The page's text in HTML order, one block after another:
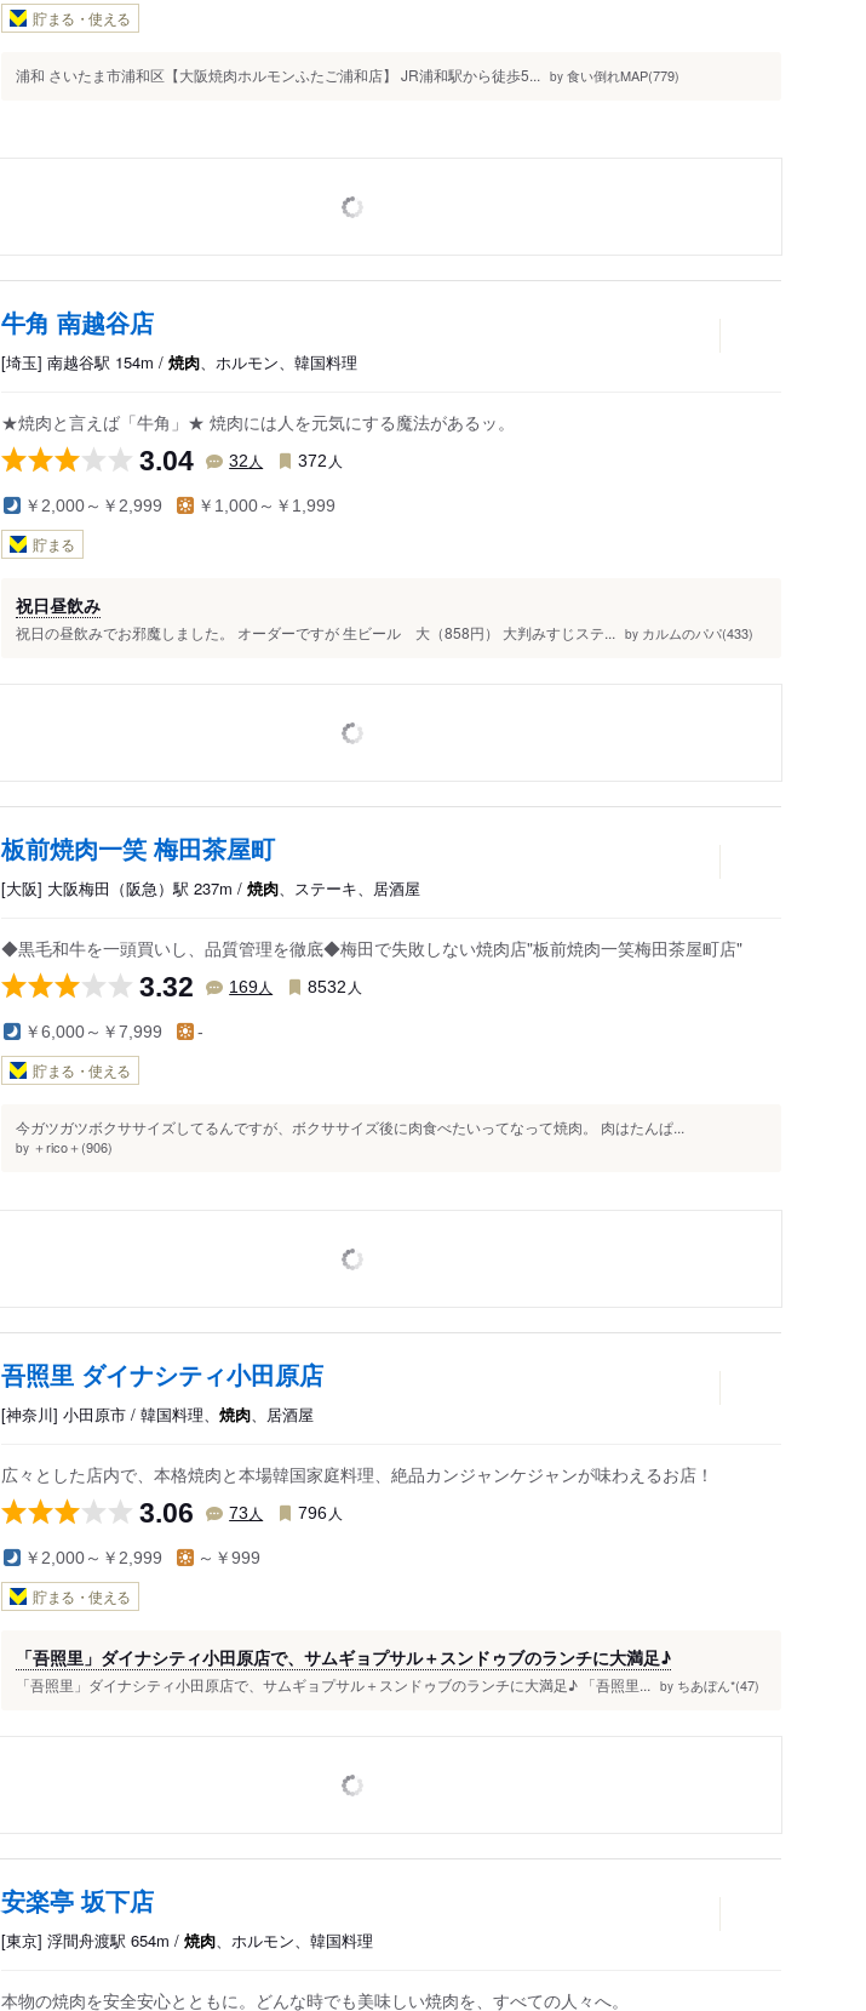
貯まる・使える
浦和 さいたま市浦和区【大阪焼肉ホルモンふたご浦和店】 JR浦和駅から徒歩5... by 食い倒れMAP(779)
牛角 南越谷店
[埼玉] 南越谷駅 154m / 焼肉、ホルモン、韓国料理
★焼肉と言えば「牛角」★ 焼肉には人を元気にする魔法があるッ。
3.04 32 人 372 人
￥2,000～￥2,999 ￥1,000～￥1,999
貯まる
祝日昼飲み
祝日の昼飲みでお邪魔しました。 オーダーですが 生ビール 大（858円） 大判みすじステ... by カルムのパパ(433)
板前焼肉一笑 梅田茶屋町
[大阪] 大阪梅田（阪急）駅 237m / 焼肉、ステーキ、居酒屋
◆黒毛和牛を一頭買いし、品質管理を徹底◆梅田で失敗しない焼肉店"板前焼肉一笑梅田茶屋町店"
3.32 169人 8532 人
￥6,000～￥7,999 -
貯まる・使える
今ガツガツボクササイズしてるんですが、ボクササイズ後に肉食べたいってなって焼肉。 肉はたんぱ...
by ＋rico＋(906)
吾照里 ダイナシティ小田原店
[神奈川] 小田原市 / 韓国料理、 焼肉、居酒屋
広々とした店内で、本格焼肉と本場韓国家庭料理、絶品カンジャンケジャンが味わえるお店！
3.06 73 人 796 人
￥2,000～￥2,999 ～￥999
貯まる・使える
「吾照里」ダイナシティ小田原店で、サムギョプサル＋スンドゥブのランチに大満足♪
「吾照里」ダイナシティ小田原店で、サムギョプサル＋スンドゥブのランチに大満足♪ 「吾照里... by ちあぼん*(47)
安楽亭 坂下店
[東京] 浮間舟渡駅 654m / 焼肉、ホルモン、韓国料理
本物の焼肉を安全安心とともに。どんな時でも美味しい焼肉を、すべての人々へ。